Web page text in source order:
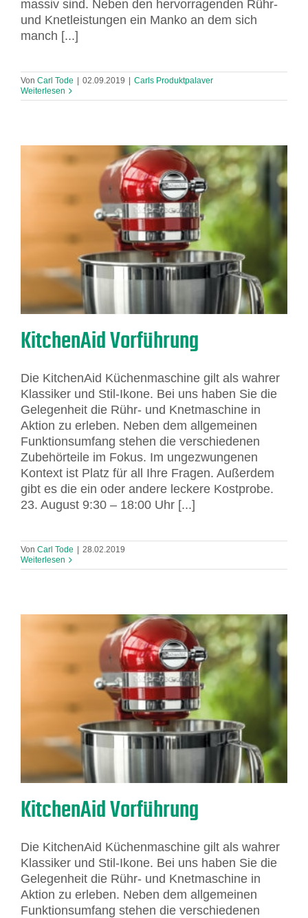
massiv sind. Neben den hervorragenden Rühr-
und Knetleistungen ein Manko an dem sich
manch [...]
Von Carl Tode 02.09.2019
Carls Produktpalaver
Weiterlesen
KitchenAid Vorführung
Die KitchenAid Küchenmaschine gilt als wahrer
Klassiker und Stil-Ikone. Bei uns haben Sie die
Gelegenheit die Rühr- und Knetmaschine in
Aktion zu erleben. Neben dem allgemeinen
Funktionsumfang stehen die verschiedenen
Zubehörteile im Fokus. Im ungezwungenen
Kontext ist Platz für all Ihre Fragen. Außerdem
gibt es die ein oder andere leckere Kostprobe.
23. August 9:30 – 18:00 Uhr [...]
Von Carl Tode | 28.02.2019
Weiterlesen
KitchenAid Vorführung
Die KitchenAid Küchenmaschine gilt als wahrer
Klassiker und Stil-Ikone. Bei uns haben Sie die
Gelegenheit die Rühr- und Knetmaschine in
Aktion zu erleben. Neben dem allgemeinen
Funktionsumfang stehen die verschiedenen